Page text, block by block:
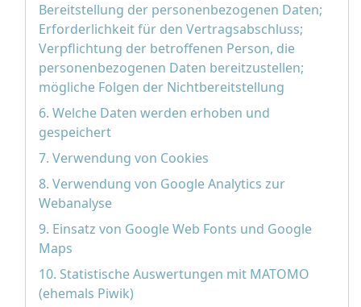
Bereitstellung der personenbezogenen Daten;
Erforderlichkeit für den Vertragsabschluss;
Verpflichtung der betroffenen Person, die
personenbezogenen Daten bereitzustellen;
mögliche Folgen der Nichtbereitstellung
6. Welche Daten werden erhoben und
gespeichert
7. Verwendung von Cookies
8. Verwendung von Google Analytics zur
Webanalyse
9. Einsatz von Google Web Fonts und Google
Maps
10. Statistische Auswertungen mit MATOMO
(ehemals Piwik)